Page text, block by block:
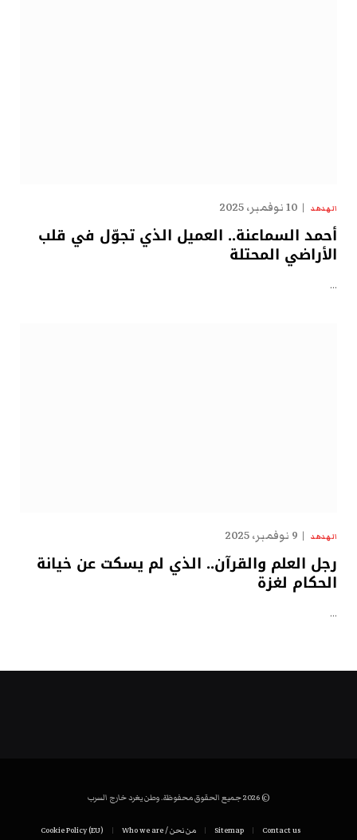
الهدهد 10 نوفمبر، 2025
أحمد السماعنة.. العميل الذي تجوّل في قلب
الأراضي المحتلة
…
الهدهد 9 نوفمبر، 2025
رجل العلم والقرآن.. الذي لم يسكت عن خيانة
الحكام لغزة
…
© 2026 جميع الحقوق محفوظة. وطن يغرد خارج السرب
Contact us
Sitemap من نحن / Who we are Cookie Policy (EU)